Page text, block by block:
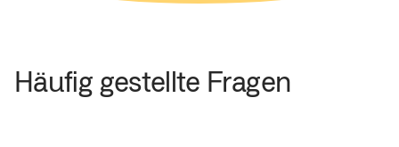
Häufig gestellte Fragen